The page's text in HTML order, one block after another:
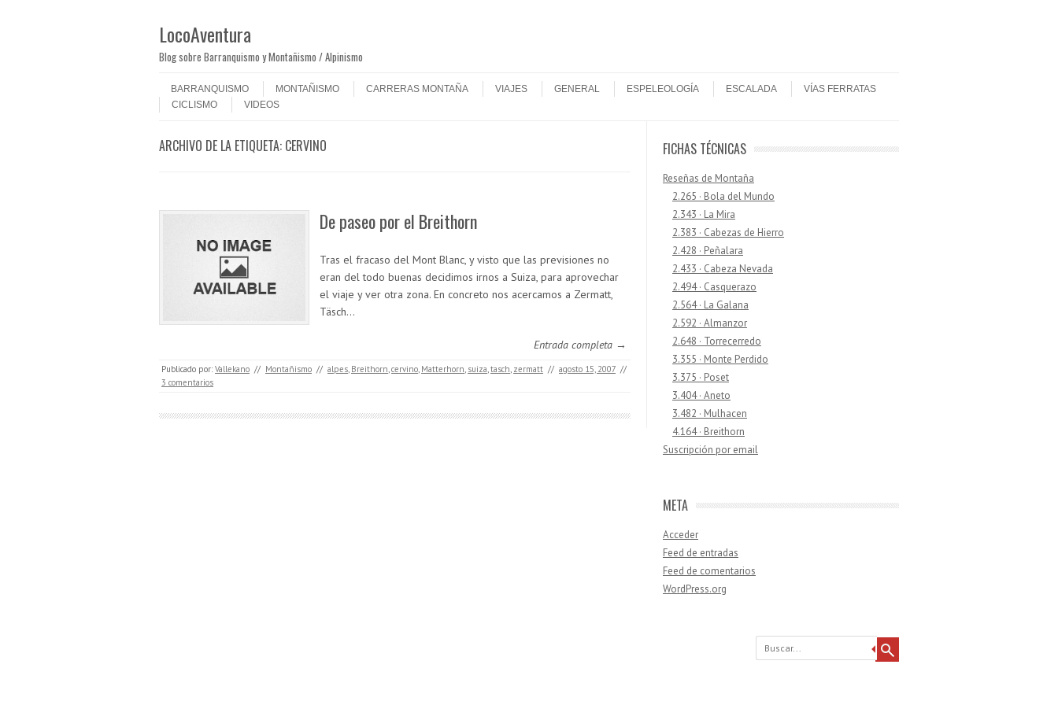
LocoAventura
Blog sobre Barranquismo y Montañismo / Alpinismo
Menú
BARRANQUISMO
MONTAÑISMO CARRERAS MONTAÑA VIAJES GENERAL ESPELEOLOGÍA ESCALADA
VÍAS FERRATAS
CICLISMO
VIDEOS
ARCHIVO DE LA ETIQUETA: CERVINO
De paseo por el Breithorn
Tras el fracaso del Mont Blanc, y visto que las previsiones no
eran del todo buenas decidimos irnos a Suiza, para aprovechar
el viaje y ver otra zona. En concreto nos acercamos a Zermatt,
Täsch…
Entrada completa →
Publicado por: Vallekano // Montañismo // alpes, Breithorn,cervino, Matterhorn, suiza,tasch, zermatt // agosto 15, 2007 //
3 comentarios
FICHAS TÉCNICAS
Reseñas de Montaña
2.265 · Bola del Mundo
2.343 · La Mira
2.383 · Cabezas de Hierro
2.428 · Peñalara
2.433 · Cabeza Nevada
2.494 · Casquerazo
2.564 · La Galana
2.592 · Almanzor
2.648 · Torrecerredo
3.355 · Monte Perdido
3.375 · Poset
3.404 · Aneto
3.482 · Mulhacen
4.164 · Breithorn
Suscripción por email
META
Acceder
Feed de entradas
Feed de comentarios
WordPress.org